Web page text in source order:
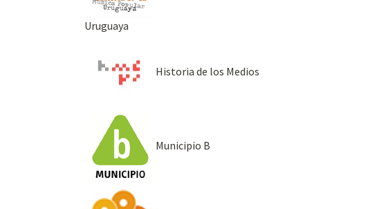
Uruguaya
Historia de los Medios
Municipio B